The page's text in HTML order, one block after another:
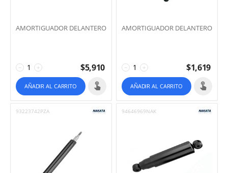
AMORTIGUADOR DELANTERO
+
− $5,910
AÑADIR AL CARRITO
AMORTIGUADOR DELANTERO
+
− $1,619
AÑADIR AL CARRITO
93223742PZA 94646969NAK